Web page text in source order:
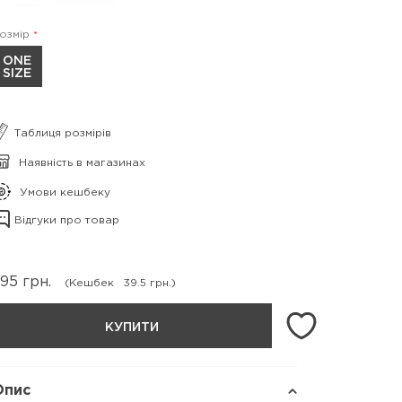
ONE
SIZE
Таблиця розмірів
Наявність в магазинах
Умови кешбеку
Відгуки про товар
грн. (Кешбек 39.5 грн.)
КУПИТИ